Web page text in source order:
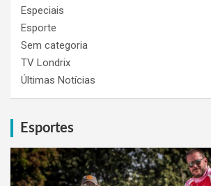
Especiais
Esporte
Sem categoria
TV Londrix
Últimas Notícias
Esportes